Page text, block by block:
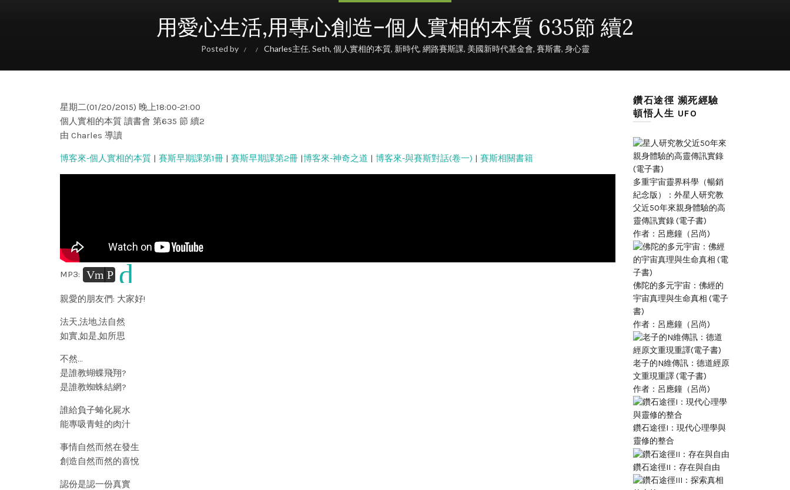
用愛心生活,用專心創造–個人實相的本質 635節 續2
Posted by Charles主任, Seth, 個人實相的本質, 新時代, 網路賽斯課, 美國新時代基金會, 賽斯書, 身心靈
星期二(01/20/2015) 晚上18:00-21:00
個人實相的本質 讀書會 第635 節 續2
由 Charles 導讀
博客來-個人實相的本質 | 賽斯早期課第1冊 | 賽斯早期課第2冊 |博客來-神奇之道 | 博客來-與賽斯對話(卷一) | 賽斯相關書籍
MP3: Vm P d
親愛的朋友們: 大家好!
法天,法地,法自然
如實,如是,如所思
不然…
是誰教蝴蝶飛翔?
是誰教蜘蛛結網?
誰給負子蝽化屍水
能專吸青蛙的肉汁
事情自然而然在發生
創造自然而然的喜悅
認份是認一份真實
鑽石途徑 瀕死經驗
頓悟人生 UFO
多重宇宙靈界科學（暢銷
紀念版）：外星人研究教
父近50年來親身體驗的高
靈傳訊實錄 (電子書)
作者：呂應鐘（呂尚)
佛陀的多元宇宙：佛經的
宇宙真理與生命真相 (電子
書)
作者：呂應鐘（呂尚)
老子的N維傳訊：德道經原
文重現重譯 (電子書)
作者：呂應鐘（呂尚)
鑽石途徑I：現代心理學與
靈修的整合
鑽石途徑II：存在與自由